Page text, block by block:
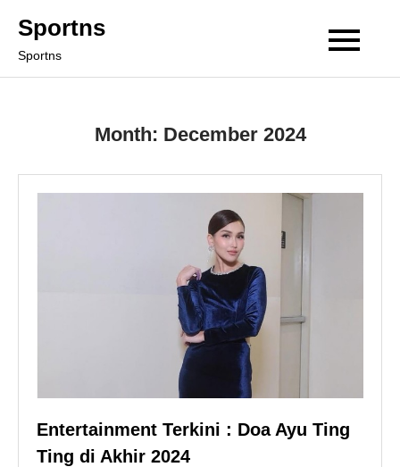
content
Sportns
Sportns
Month: December 2024
Entertainment Terkini : Doa Ayu Ting
Ting di Akhir 2024